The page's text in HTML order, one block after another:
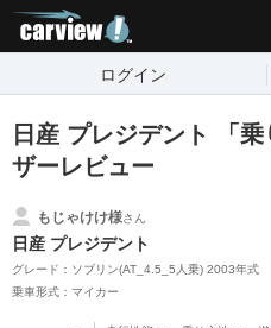
ログイン
日産 プレジデント 「
ザーレビュー
もじゃけけ様さん
日産 プレジデント
グレード：ソブリン(AT_4.5_5人乗) 2003年式
乗車形式：マイカー